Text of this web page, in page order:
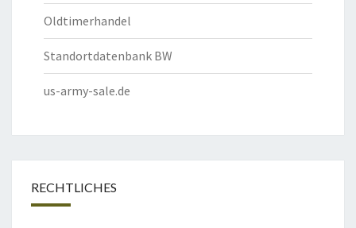
Oldtimerhandel
Standortdatenbank BW
us-army-sale.de
RECHTLICHES